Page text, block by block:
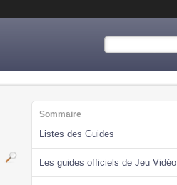
Sommaire
Listes des Guides
Les guides officiels de Jeu Vidéo